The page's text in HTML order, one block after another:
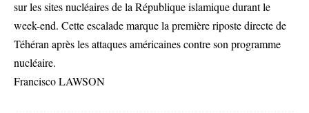
sur les sites nucléaires de la République islamique durant le
week-end. Cette escalade marque la première riposte directe de
Téhéran après les attaques américaines contre son programme
nucléaire.
Francisco LAWSON